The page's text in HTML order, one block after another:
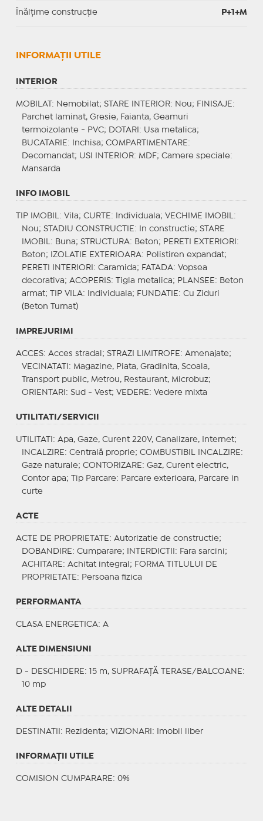
Înălțime construcție P+1+M
INFORMAŢII UTILE
INTERIOR
MOBILAT : Nemobilat; STARE INTERIOR: Nou; FINISAJE :
Parchet laminat, Gresie, Faianta, Geamuri
termoizolante - PVC;
DOTARI : Usa metalica;
BUCATARIE : Inchisa; COMPARTIMENTARE :
Decomandat; USI INTERIOR: MDF; Camere speciale:
Mansarda
INFO IMOBIL
TIP IMOBIL : Vila; CURTE : Individuala; VECHIME IMOBIL :
Nou; STADIU CONSTRUCTIE : In constructie; STARE
IMOBIL : Buna; STRUCTURA: Beton; PERETI EXTERIORI :
Beton;
IZOLATIE EXTERIOARA: Polistiren expandat;
PERETI INTERIORI : Caramida; FATADA: Vopsea
decorativa; ACOPERIS: Tigla metalica; PLANSEE : Beton
armat;
TIP VILA: Individuala; FUNDATIE : Cu Ziduri
(Beton Turnat)
IMPREJURIMI
ACCES: Acces stradal; STRAZI LIMITROFE : Amenajate;
VECINATATI : Magazine, Piata, Gradinita, Scoala,
Transport public, Metrou, Restaurant, Microbuz;
ORIENTARI : Sud - Vest; VEDERE : Vedere mixta
UTILITATI/SERVICII
UTILITATI : Apa, Gaze, Curent 220V, Canalizare, Internet;
INCALZIRE : Centrală proprie; COMBUSTIBIL INCALZIRE :
Gaze naturale; CONTORIZARE : Gaz, Curent electric,
Contor apa;
Tip Parcare: Parcare exterioara, Parcare in
curte
ACTE
ACTE DE PROPRIETATE : Autorizatie de constructie;
DOBANDIRE : Cumparare; INTERDICTII : Fara sarcini;
ACHITARE : Achitat integral; FORMA TITLULUI DE
PROPRIETATE : Persoana fizica
PERFORMANTA
CLASA ENERGETICA: A
ALTE DIMENSIUNI
D - DESCHIDERE: 15 m, SUPRAFAȚĂ TERASE/BALCOANE:
10 mp
ALTE DETALII
DESTINATII : Rezidenta; VIZIONARI : Imobil liber
INFORMAŢII UTILE
COMISION CUMPARARE: 0%